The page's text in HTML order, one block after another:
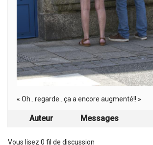
« Oh…regarde…ça a encore augmenté!! »
Auteur Messages
Vous lisez 0 fil de discussion